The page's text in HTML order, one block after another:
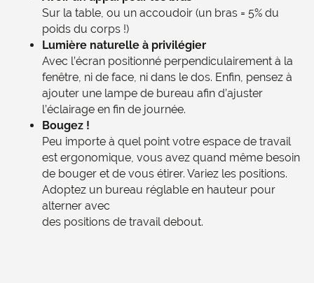
Sur la table, ou un accoudoir (un bras = 5% du
poids du corps !)
Lumière naturelle à privilégier
Avec l’écran positionné perpendiculairement à la
fenêtre, ni de face, ni dans le dos. Enfin, pensez à
ajouter une lampe de bureau afin d’ajuster
l’éclairage en fin de journée.
Bougez !
Peu importe à quel point votre espace de travail
est ergonomique, vous avez quand même besoin
de bouger et de vous étirer. Variez les positions.
Adoptez un bureau réglable en hauteur pour
alterner avec
des positions de travail debout.